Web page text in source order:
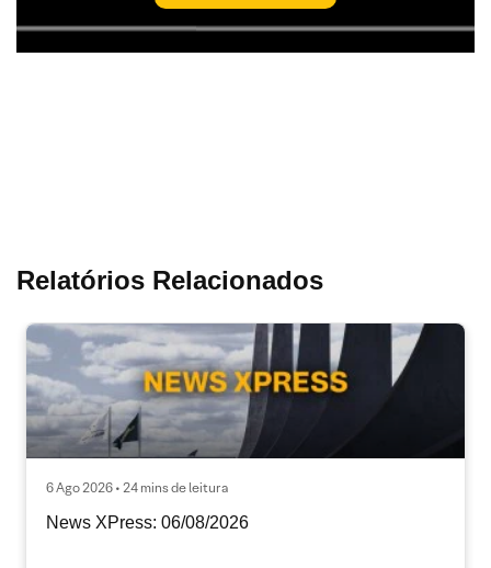
Relatórios Relacionados
6 Ago 2026 • 24 mins de leitura
News XPress: 06/08/2026